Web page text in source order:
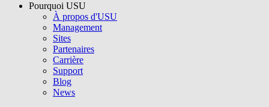
Pourquoi USU
À propos d'USU
Management
Sites
Partenaires
Carrière
Support
Blog
News